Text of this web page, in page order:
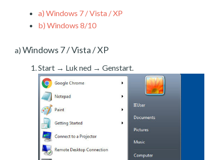
a) Windows 7 / Vista / XP
b) Windows 8/10
a) Windows 7 / Vista / XP
Start → Luk ned → Genstart.